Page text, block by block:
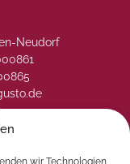
wir Technologien
Neudorf